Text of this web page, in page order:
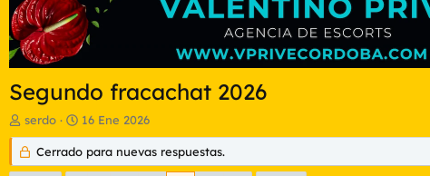
Segundo fracachat 2026
I
n
i
c
serdo
F
e
c
h
16 Ene 2026
Cerrado para nuevas respuestas.